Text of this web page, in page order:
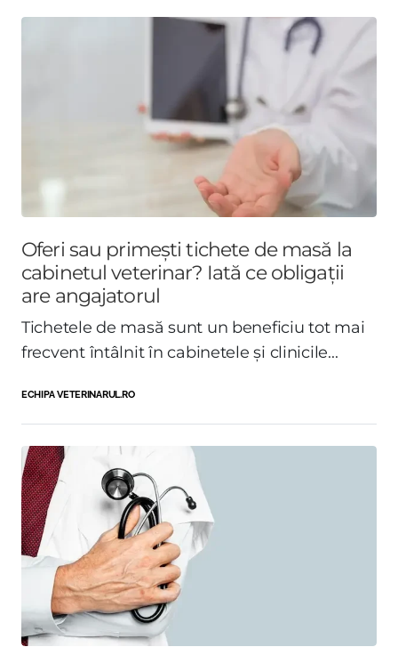
Oferi sau primești tichete de masă la
cabinetul veterinar? Iată ce obligații
are angajatorul
Tichetele de masă sunt un beneficiu tot mai
frecvent întâlnit în cabinetele și clinicile...
ECHIPA VETERINARUL.RO